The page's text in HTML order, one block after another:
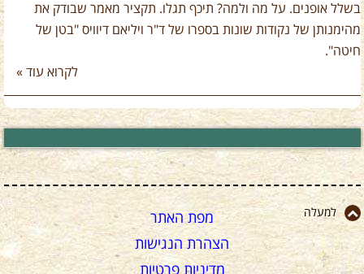
בשלל אופנים. על מה ולמה? תיכף תגלו. תקציר מאמר שבודק את
מהימנותן של נקודות שונות בספרו של ד"ר ויליאם דיוויס "בטן של
חיטה".
לקרוא עוד »
למעלה
מפת האתר
הצהרת הנגישות
מדיניות פרטיות